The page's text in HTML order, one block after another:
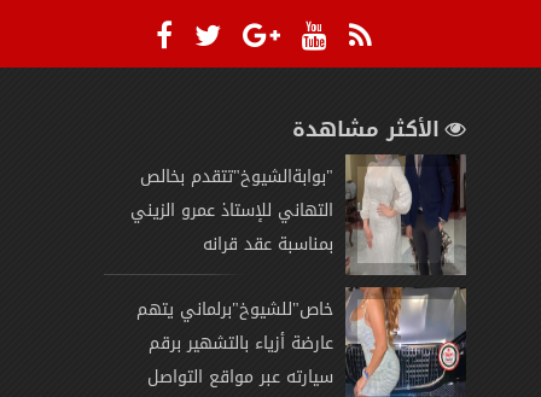
الأكثر مشاهدة
"بوابةالشيوخ"تتقدم بخالص
التهاني للإستاذ عمرو الزيني
بمناسبة عقد قرانه
خاص"للشيوخ"برلماني يتهم
عارضة أزياء بالتشهير برقم
سيارته عبر مواقع التواصل